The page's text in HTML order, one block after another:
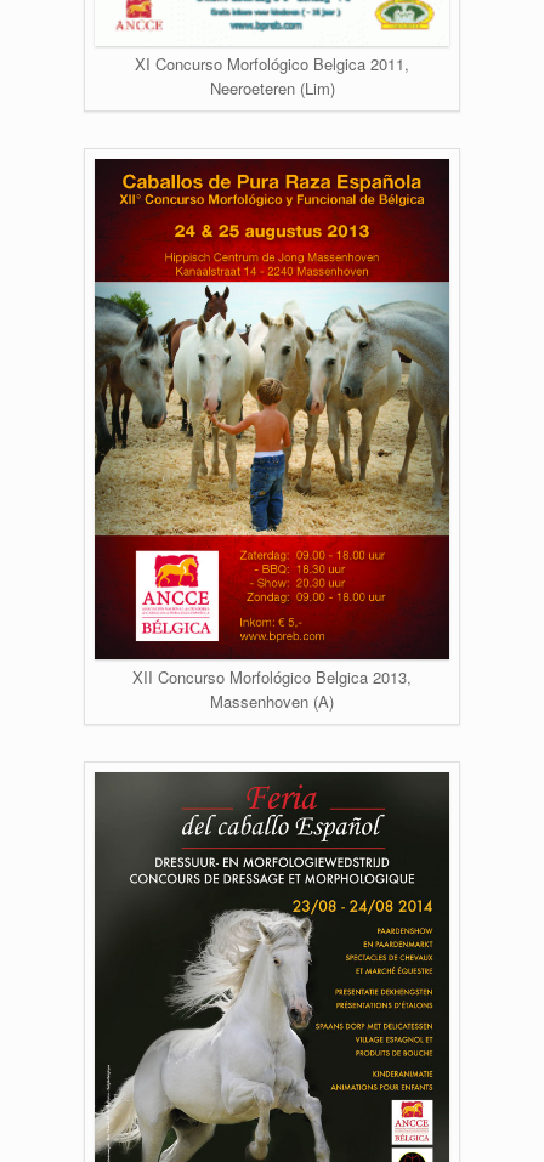
XI Concurso Morfológico Belgica 2011,
Neeroeteren (Lim)
XII Concurso Morfológico Belgica 2013,
Massenhoven (A)